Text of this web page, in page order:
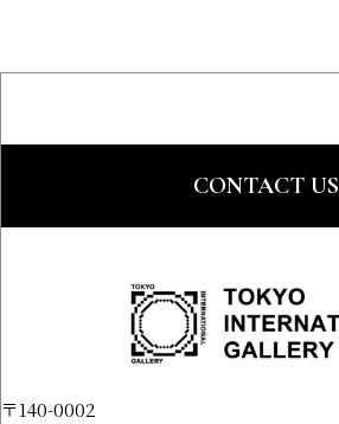
CONTACT US
〒140-0002